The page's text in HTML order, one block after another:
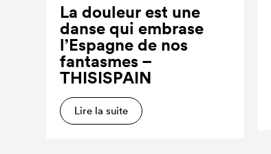
La douleur est une
danse qui embrase
l’Espagne de nos
fantasmes –
THISISPAIN
Lire la suite